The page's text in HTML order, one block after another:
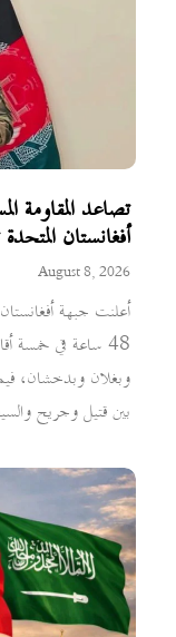
تصاعد المقاومة
أفغانستان المتحدة تنفيذ 6
August 8, 2026
48 ساعة في خمسة
بين قتيل وجريح